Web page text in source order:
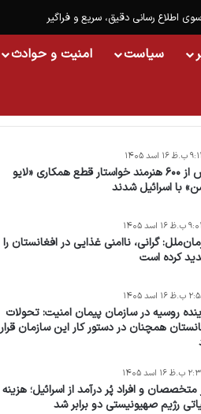
اطلاع رسانی دقیق، سریع و فراگیر
سیاست امنیت و حوادث
بیش از ۶۰۰ هنرمند خواستار قطع همکاری «لایو
با اسرائیل شدند
اسد ۱۴۰۵
گرانی، ناامنی غذایی در افغانستان را
کرده است
۱۶ اسد ۱۴۰۵
روسیه در سازمان پیمان امنیت: تحولات
همچنان در دستور کار این سازمان قرار
۱۶ اسد ۱۴۰۵
متخصصان و افراد پُر درآمد از اسرائیل؛ هزینه
رژیم صهیونیستی دو برابر شد
۱۶ اسد ۱۴۰۵